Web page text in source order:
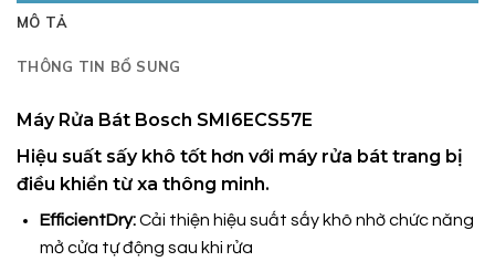
MÔ TẢ
THÔNG TIN BỔ SUNG
Máy Rửa Bát Bosch SMI6ECS57E
Hiệu suất sấy khô tốt hơn với máy rửa bát trang bị
điều khiển từ xa thông minh.
EfficientDry:Cải thiện hiệu suất sấy khô nhờ chức năng
mở cửa tự động sau khi rửa